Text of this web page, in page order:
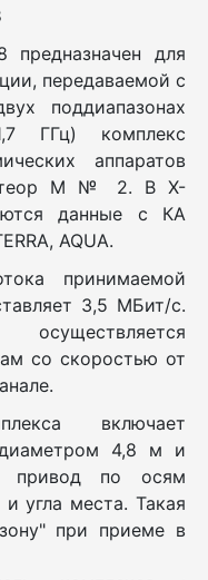
для
передаваемой с
поддиапазонах
ГГц) комплекс
аппаратов
М № 2. В X-
данные с КА
AQUA.
принимаемой
3,5 МБит/с.
со скоростью от
включает
диаметром 4,8 м и
привод по осям
угла места. Такая
при приеме в